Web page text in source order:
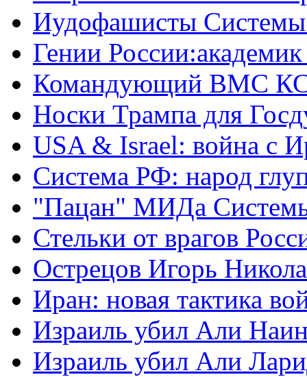
Иудофашисты
Гении
Командующий ВМС
Носки Трампа для
USA & Israel: война с
Система РФ: народ
"Пацан" МИДа
Стельки от врагов
Острецов Игорь
Иран: новая тактика
Израиль убил Али
Израиль убил Али